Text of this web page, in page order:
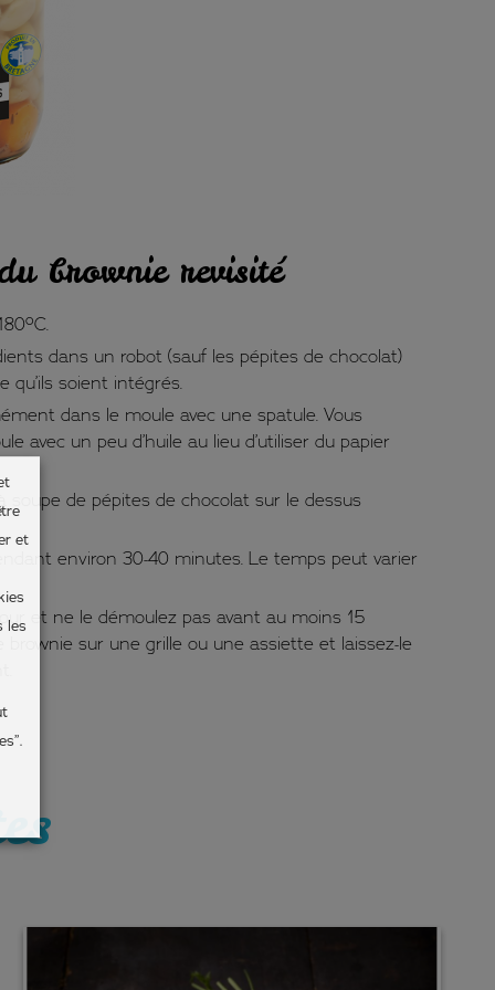
brownie revisité
dans un robot (sauf les pépites de chocolat)
qu’ils soient intégrés.
dans le moule avec une spatule. Vous
avec un peu d’huile au lieu d’utiliser du papier
soupe de pépites de chocolat sur le dessus
environ 30-40 minutes. Le temps peut varier
et ne le démoulez pas avant au moins 15
brownie sur une grille ou une assiette et laissez-le
et
les